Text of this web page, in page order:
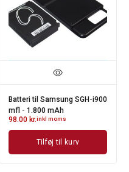
Batteri til Samsung SGH-i900
mfl - 1.800 mAh
98.00 kr.inkl moms
Tilføj til kurv